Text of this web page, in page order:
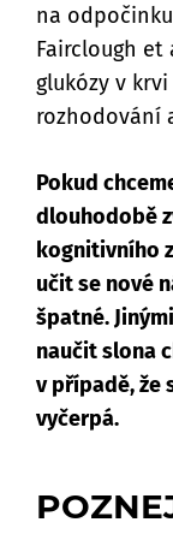
na
Fairclough et
glukózy v
rozhodování
Pokud
dlouhodobě
kognitivního
učit se nové
špatné.
naučit slona
v případě, že
vyčerpá.